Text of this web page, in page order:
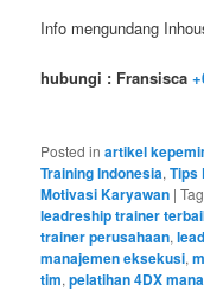
Info mengundang
hubungi : Fransisca
Posted in artikel
Training Indonesia,Tips
Motivasi Karyawan |
leadreship trainer
trainer perusahaan,
manajemen eksekusi,
tim,pelatihan 4DX